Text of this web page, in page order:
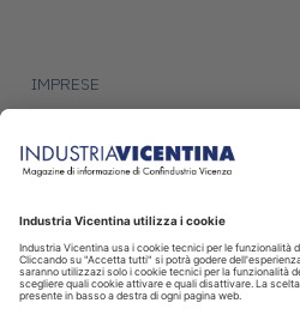
IMPRESE
dentistico del futuro
intelligenti per il settore dentale.